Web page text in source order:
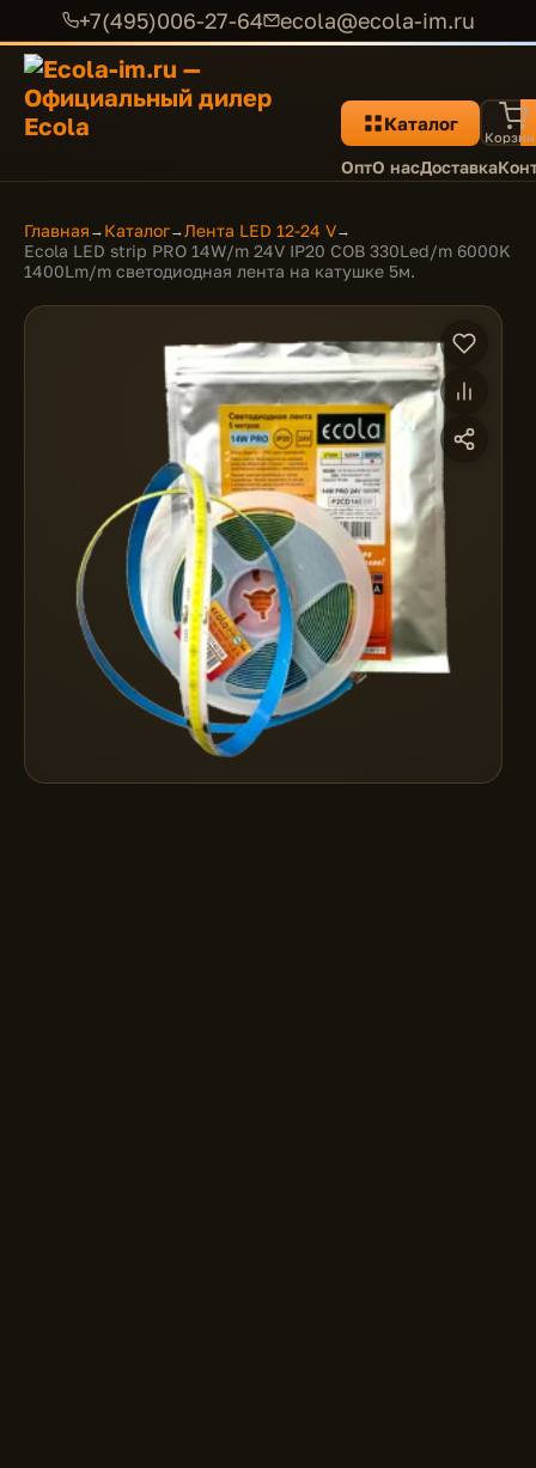
+7(495)006-27-64 ecola@ecola-im.ru
Каталог
ОптО насДоставка
Главная → Каталог→Лента LED 12-24 V→
Ecola LED strip PRO 14W/m 24V IP20 COB 330Led/m 6000K
1400Lm/m светодиодная лента на катушке 5м.